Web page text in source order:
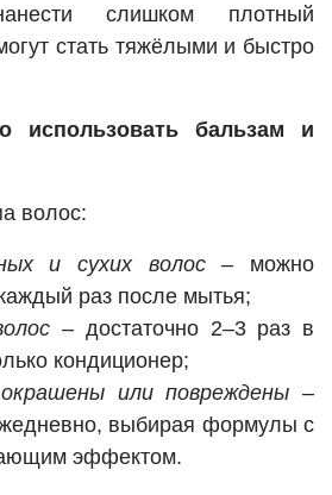
слишком плотный
стать тяжёлыми и быстро
использовать бальзам и
волос:
и сухих волос– можно
раз после мытья;
– достаточно 2–3 раз в
кондиционер;
или повреждены –
выбирая формулы с
эффектом.